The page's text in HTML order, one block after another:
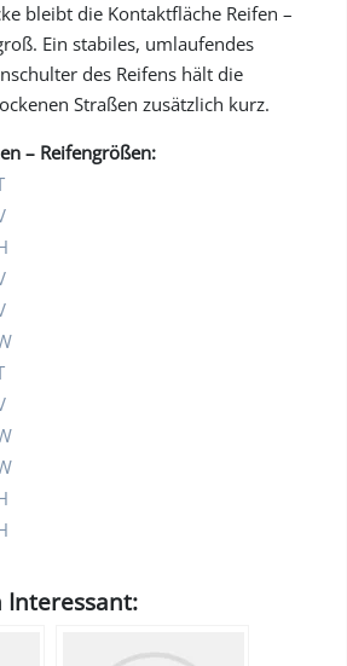
bleibt die Kontaktfläche Reifen –
Ein stabiles, umlaufendes
des Reifens hält die
Straßen zusätzlich kurz.
– Reifengrößen:
Interessant: